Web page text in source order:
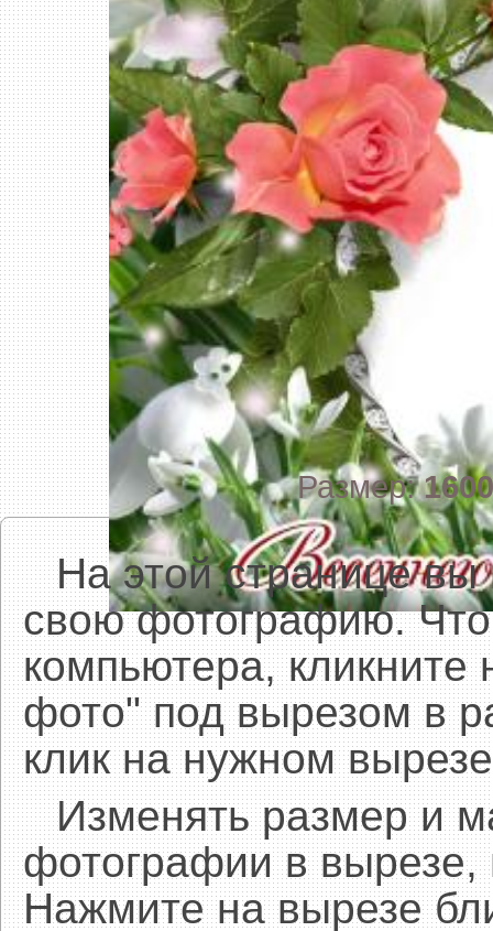
Размер:1600
На этой странице вы
свою фотографию.
компьютера, кликните
фото" под вырезом в
клик на нужном
Изменять размер и
фотографии в
Нажмите на вырезе